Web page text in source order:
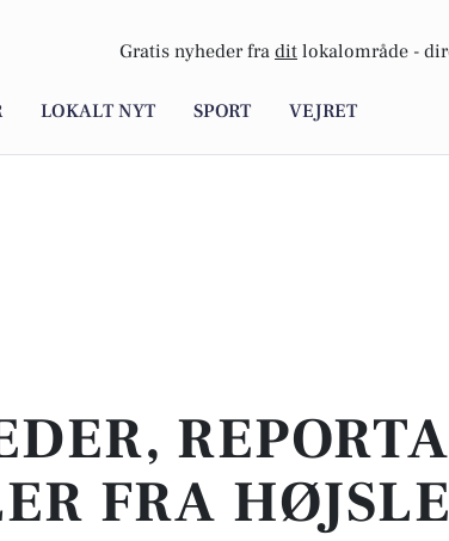
Gratis nyheder fra dit lokalområde -
LOKALT NYT SPORT VEJRET
FRA